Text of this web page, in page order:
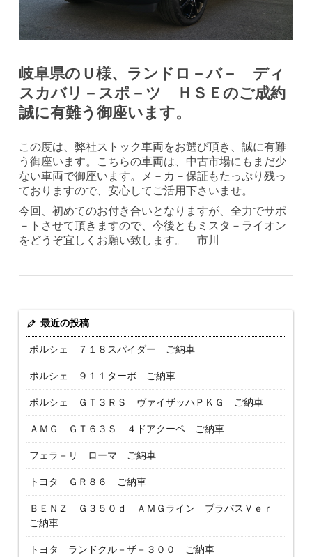
岐阜県のＵ様、ランドロ－バ－ ディ
スカバリ－スポ－ツ ＨＳＥのご成約
誠に有難う御座います。
この度は、弊社ストック車両をお選び頂き、誠に有難
う御座います。こちらの車両は、中古市場にもまだ少
ない車両で御座います。メ－カ－保証もたっぷり残っ
ておりますので、安心してご活用下さいませ。
今回、初めてのお付き合いとなりますが、全力でサポ
－トさせて頂きますので、今後ともミスタ－ライオン
をどうぞ宜しくお願い致します。 市川
最近の投稿
ポルシェ ７１８スパイダー ご納車
ポルシェ ９１１ターボ ご納車
ポルシェ ＧＴ３ＲＳ ヴァイザッハＰＫＧ ご納車
ＡＭＧ ＧＴ６３Ｓ ４ドアクーペ ご納車
フェラ－リ ローマ ご納車
トヨタ ＧＲ８６ ご納車
ＢＥＮＺ Ｇ３５０ｄ ＡＭＧライン ブラバスＶｅｒ
ご納車
トヨタ ランドクル－ザ－３００ ご納車